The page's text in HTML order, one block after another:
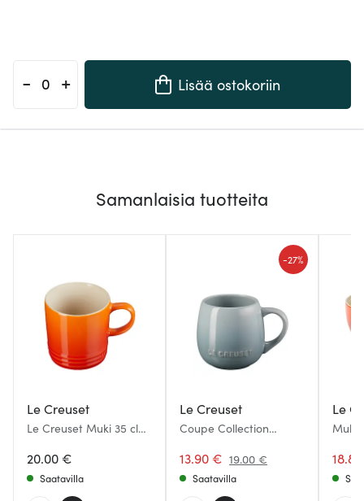
- + Lisää ostokoriin
Samanlaisia tuotteita
Le Creuset
Le Creuset Muki 35 cl
20.00 €
Saatavilla
Le Creuset
Coupe Collection
Seasalt
13.90 € 19.00 €
-27%
Saatavilla
Le
Muki